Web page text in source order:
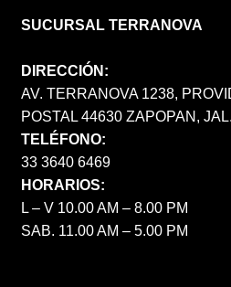
SUCURSAL TERRANOVA
DIRECCIÓN:
AV. TERRANOVA 1238,
POSTAL 44630 ZAPOPAN, JAL.
TELÉFONO:
33 3640 6469
HORARIOS:
L – V 10.00 AM – 8.00 PM
SAB. 11.00 AM – 5.00 PM